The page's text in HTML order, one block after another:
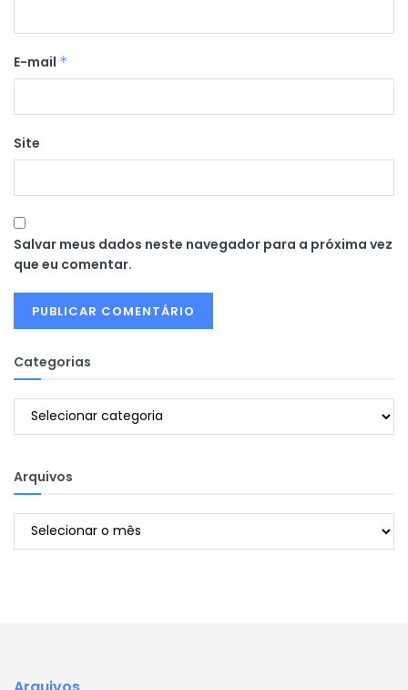
E-mail *
Site
Salvar meus dados neste navegador para a próxima vez
que eu comentar.
Categorias
Categorias
Arquivos
Arquivos